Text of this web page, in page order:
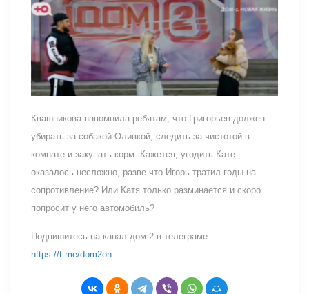
Квашникова напомнила ребятам, что Григорьев должен
убирать за собакой Оливкой, следить за чистотой в
комнате и закупать корм. Кажется, угодить Кате
оказалось несложно, разве что Игорь тратил годы на
сопротивление? Или Катя только разминается и скоро
попросит у него автомобиль?
Подпишитесь на канал дом-2 в телеграме:
https://t.me/dom2on